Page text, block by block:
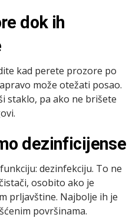
dok ih
kad perete prozore po
može otežati posao.
staklo, pa ako ne brišete
dezinficijense
dezinfekciju. To ne
osobito ako je
prljavštine. Najbolje ih je
površinama.